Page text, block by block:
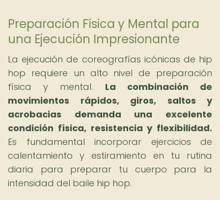
Preparación Física y Mental para
una Ejecución Impresionante
La ejecución de coreografías icónicas de hip
hop requiere un alto nivel de preparación
física y mental. La combinación de
movimientos rápidos, giros, saltos y
acrobacias demanda una excelente
condición física, resistencia y flexibilidad.
Es fundamental incorporar ejercicios de
calentamiento y estiramiento en tu rutina
diaria para preparar tu cuerpo para la
intensidad del baile hip hop.